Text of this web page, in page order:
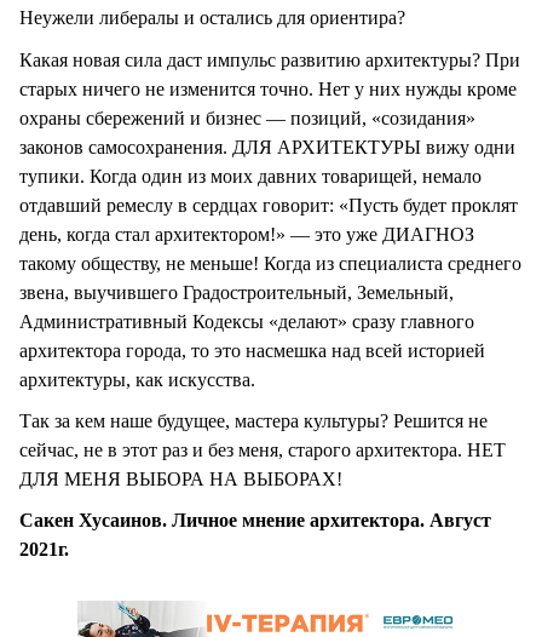
Неужели либералы и остались для ориентира?
Какая новая сила даст импульс развитию архитектуры? При
старых ничего не изменится точно. Нет у них нужды кроме
охраны сбережений и бизнес — позиций, «созидания»
законов самосохранения. ДЛЯ АРХИТЕКТУРЫ вижу одни
тупики. Когда один из моих давних товарищей, немало
отдавший ремеслу в сердцах говорит: «Пусть будет проклят
день, когда стал архитектором!» — это уже ДИАГНОЗ
такому обществу, не меньше! Когда из специалиста среднего
звена, выучившего Градостроительный, Земельный,
Административный Кодексы «делают» сразу главного
архитектора города, то это насмешка над всей историей
архитектуры, как искусства.
Так за кем наше будущее, мастера культуры? Решится не
сейчас, не в этот раз и без меня, старого архитектора. НЕТ
ДЛЯ МЕНЯ ВЫБОРА НА ВЫБОРАХ!
Сакен Хусаинов. Личное мнение архитектора. Август
2021г.